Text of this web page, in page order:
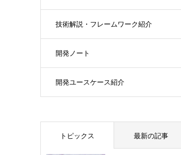
技術解説・フレームワーク紹介
開発ノート
開発ユースケース紹介
トピックス 最新の記事